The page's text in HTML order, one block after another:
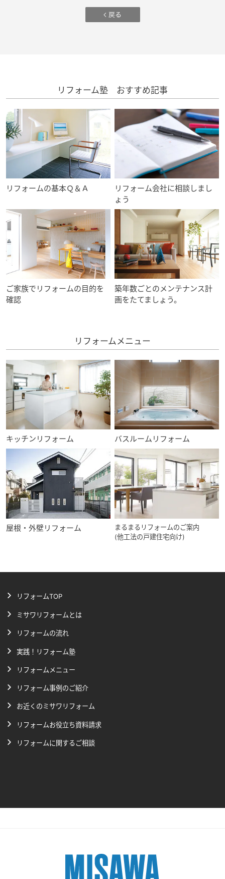
これから住まいをご検討の方
多彩な動画やこだわりが詰まった建築実例、注目の最新情報など、住
海外事業
リフォーム塾 おすすめ記事
リフォームの基本Ｑ＆Ａ
リフォーム会社に相談しまし
ょう
ご家族でリフォームの目的を
確認
築年数ごとのメンテナンス計
画をたてましょう。
リフォームメニュー
キッチンリフォーム バスルームリフォーム
屋根・外壁リフォーム
まるまるリフォームのご案内
(他工法の戸建住宅向け)
リフォームTOP
ミサワリフォームとは
リフォームの流れ
実践！リフォーム塾
リフォームメニュー
リフォーム事例のご紹介
お近くのミサワリフォーム
リフォームお役立ち資料請求
リフォームに関するご相談